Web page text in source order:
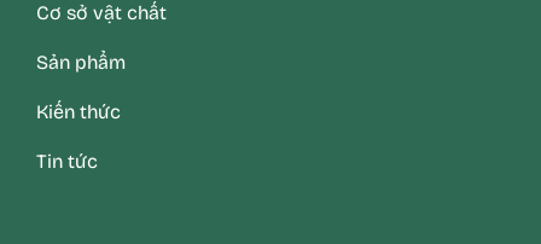
Cơ sở vật chất
Sản phẩm
Kiến thức
Tin tức